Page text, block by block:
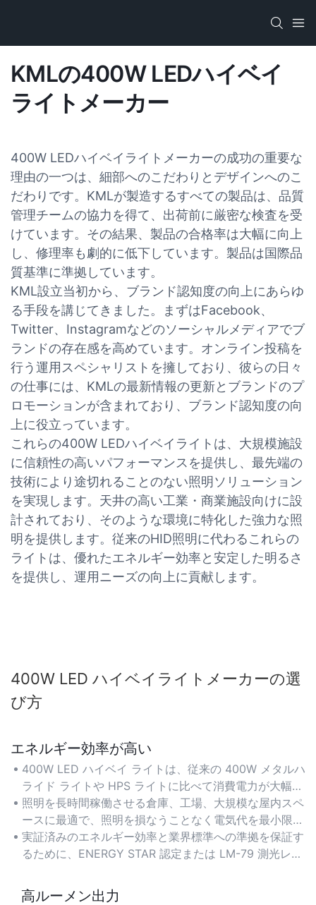
KMLの400W LEDハイベイ
ライトメーカー
400W LEDハイベイライトメーカーの成功の重要な
理由の一つは、細部へのこだわりとデザインへのこ
だわりです。KMLが製造するすべての製品は、品質
管理チームの協力を得て、出荷前に厳密な検査を受
けています。その結果、製品の合格率は大幅に向上
し、修理率も劇的に低下しています。製品は国際品
質基準に準拠しています。
KML設立当初から、ブランド認知度の向上にあらゆ
る手段を講じてきました。まずはFacebook、
Twitter、Instagramなどのソーシャルメディアでブ
ランドの存在感を高めています。オンライン投稿を
行う運用スペシャリストを擁しており、彼らの日々
の仕事には、KMLの最新情報の更新とブランドのプ
ロモーションが含まれており、ブランド認知度の向
上に役立っています。
これらの400W LEDハイベイライトは、大規模施設
に信頼性の高いパフォーマンスを提供し、最先端の
技術により途切れることのない照明ソリューション
を実現します。天井の高い工業・商業施設向けに設
計されており、そのような環境に特化した強力な照
明を提供します。従来のHID照明に代わるこれらの
ライトは、優れたエネルギー効率と安定した明るさ
を提供し、運用ニーズの向上に貢献します。
400W LED ハイベイライトメーカーの選
び方​
エネルギー効率が高い
400W LED ハイベイ ライトは、従来の 400W メタルハ
ライド ライトや HPS ライトに比べて消費電力が大幅に
少なく、優れた明るさを維持しながらエネルギー コス
トを最大 60% 削減します。
照明を長時間稼働させる倉庫、工場、大規模な屋内スペ
ースに最適で、照明を損なうことなく電気代を最小限に
抑えます。
実証済みのエネルギー効率と業界標準への準拠を保証す
るために、ENERGY STAR 認定または LM-79 測光レポ
高ルーメン出力